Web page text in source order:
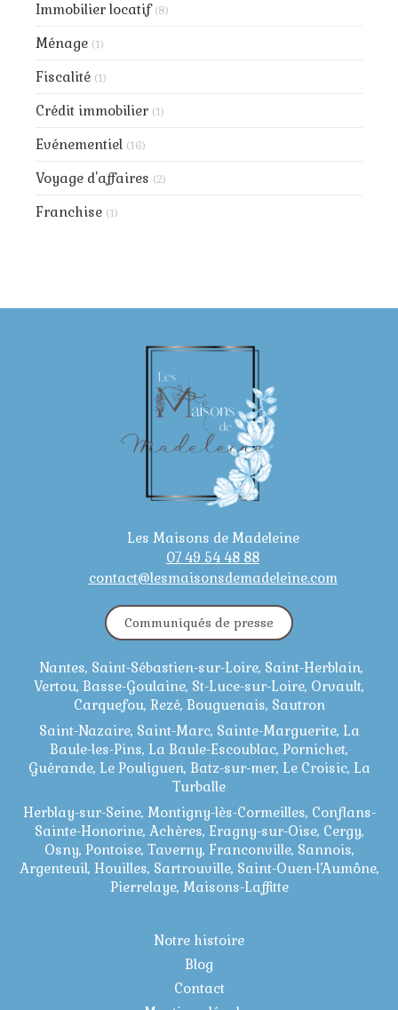
Immobilier locatif (8)
Ménage (1)
Fiscalité (1)
Crédit immobilier (1)
Evénementiel (16)
Voyage d'affaires (2)
Franchise (1)
Les Maisons de Madeleine
07 49 54 48 88
contact@lesmaisonsdemadeleine.com
Communiqués de presse
Nantes, Saint-Sébastien-sur-Loire, Saint-Herblain,
Vertou, Basse-Goulaine, St-Luce-sur-Loire, Orvault,
Carquefou, Rezé, Bouguenais, Sautron
Saint-Nazaire, Saint-Marc, Sainte-Marguerite, La
Baule-les-Pins, La Baule-Escoublac, Pornichet,
Guérande, Le Pouliguen, Batz-sur-mer, Le Croisic, La
Turballe
Herblay-sur-Seine, Montigny-lès-Cormeilles, Conflans-
Sainte-Honorine, Achères, Eragny-sur-Oise, Cergy,
Osny, Pontoise, Taverny, Franconville, Sannois,
Argenteuil, Houilles, Sartrouville, Saint-Ouen-l’Aumône,
Pierrelaye, Maisons-Laffitte
Notre histoire
Blog
Contact